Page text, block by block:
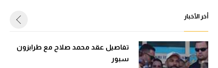
أخر الأخبار
تفاصيل عقد محمد صلاح مع طرابزون
سبور